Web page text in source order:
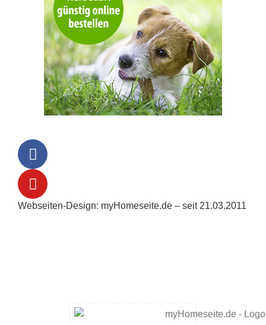
Webseiten-Design: myHomeseite.de – seit 21.03.2011